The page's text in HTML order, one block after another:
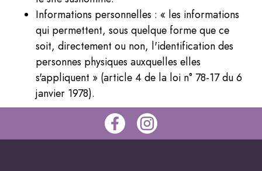
Informations personnelles : « les informations
qui permettent, sous quelque forme que ce
soit, directement ou non, l'identification des
personnes physiques auxquelles elles
s'appliquent » (article 4 de la loi n° 78-17 du 6
janvier 1978).